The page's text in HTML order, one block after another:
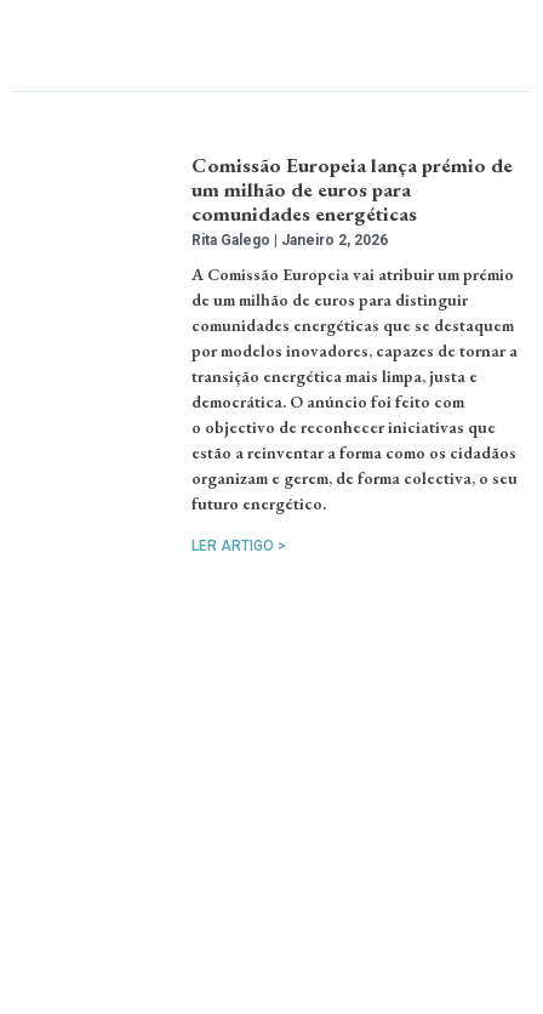
Comissão Europeia lança prémio de
um milhão de euros para
comunidades energéticas
Rita Galego Janeiro 2, 2026
A Comissão Europeia vai atribuir um prémio
de um milhão de euros para distinguir
comunidades energéticas que se destaquem
por modelos inovadores, capazes de tornar a
transição energética mais limpa, justa e
democrática. O anúncio foi feito com
o objectivo de reconhecer iniciativas que
estão a reinventar a forma como os cidadãos
organizam e gerem, de forma colectiva, o seu
futuro energético.
LER ARTIGO >